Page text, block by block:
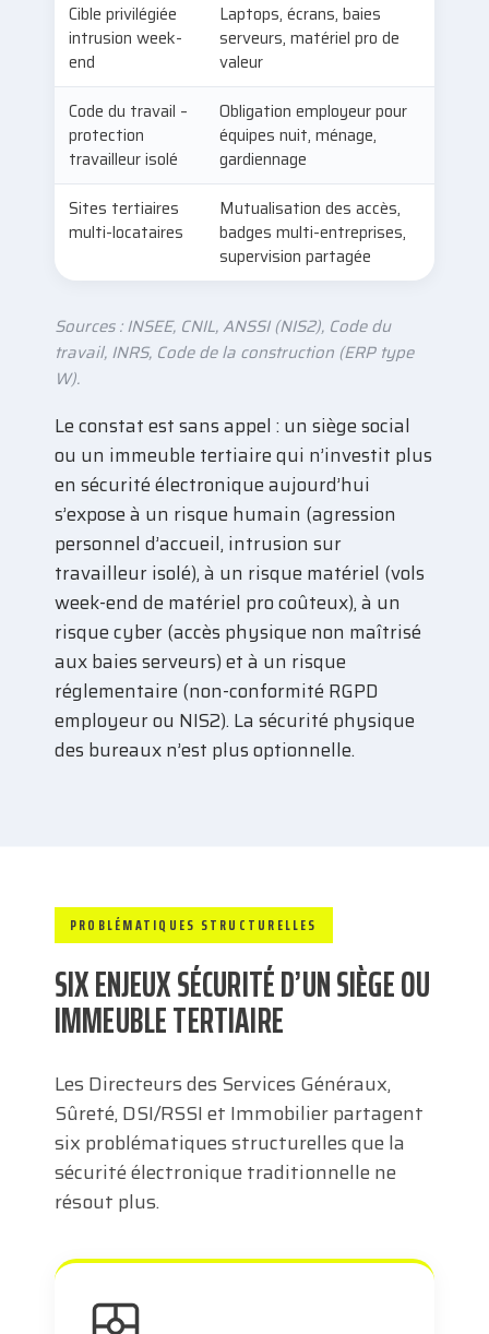
Cible privilégiée
intrusion week-
end
Laptops, écrans, baies
serveurs, matériel pro de
valeur
Code du travail –
protection
travailleur isolé
Obligation employeur pour
équipes nuit, ménage,
gardiennage
Sites tertiaires
multi-locataires
Mutualisation des accès,
badges multi-entreprises,
supervision partagée
Sources : INSEE, CNIL, ANSSI (NIS2), Code du
travail, INRS, Code de la construction (ERP type
W).
Le constat est sans appel : un siège social
ou un immeuble tertiaire qui n’investit plus
en sécurité électronique aujourd’hui
s’expose à un risque humain (agression
personnel d’accueil, intrusion sur
travailleur isolé), à un risque matériel (vols
week-end de matériel pro coûteux), à un
risque cyber (accès physique non maîtrisé
aux baies serveurs) et à un risque
réglementaire (non-conformité RGPD
employeur ou NIS2). La sécurité physique
des bureaux n’est plus optionnelle.
PROBLÉMATIQUES STRUCTURELLES
SIX ENJEUX SÉCURITÉ D’UN SIÈGE OU
IMMEUBLE TERTIAIRE
Les Directeurs des Services Généraux,
Sûreté, DSI/RSSI et Immobilier partagent
six problématiques structurelles que la
sécurité électronique traditionnelle ne
résout plus.